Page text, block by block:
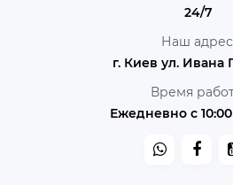
24/7
Наш
г. Киев ул. Ивана
Время
Ежедневно с